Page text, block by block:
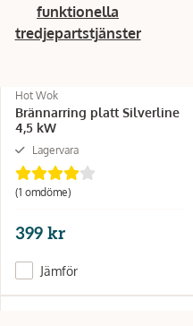
funktionella
tredjepartstjänster
Hot Wok
Brännarring platt Silverline
4,5 kW
Lagervara
(1 omdöme)
399 kr
Jämför